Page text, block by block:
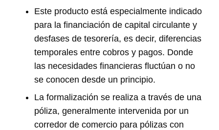
Este producto está especialmente indicado
para la financiación de capital circulante y
desfases de tesorería, es decir, diferencias
temporales entre cobros y pagos. Donde
las necesidades financieras fluctúan o no
se conocen desde un principio.
La formalización se realiza a través de una
póliza, generalmente intervenida por un
corredor de comercio para pólizas con